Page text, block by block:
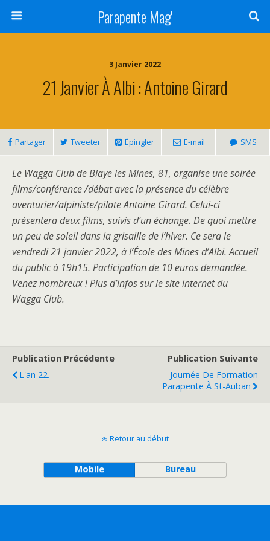
Parapente Mag'
3 Janvier 2022
21 Janvier À Albi : Antoine Girard
Partager Tweeter Épingler E-mail SMS
Le Wagga Club de Blaye les Mines, 81, organise une soirée
films/conférence /débat avec la présence du célèbre
aventurier/alpiniste/pilote Antoine Girard. Celui-ci
présentera deux films, suivis d’un échange. De quoi mettre
un peu de soleil dans la grisaille de l’hiver. Ce sera le
vendredi 21 janvier 2022, à l’École des Mines d’Albi. Accueil
du public à 19h15. Participation de 10 euros demandée.
Venez nombreux ! Plus d’infos sur le site internet du
Wagga Club.
Publication Précédente
L'an 22.
Publication Suivante
Journée De Formation
Parapente À St-Auban
Retour au début
Mobile Bureau